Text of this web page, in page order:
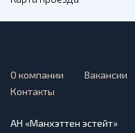
О компании Вакансии
Контакты
АН «Манхэттен эстейт»